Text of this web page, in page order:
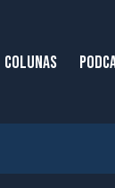
COLUNAS